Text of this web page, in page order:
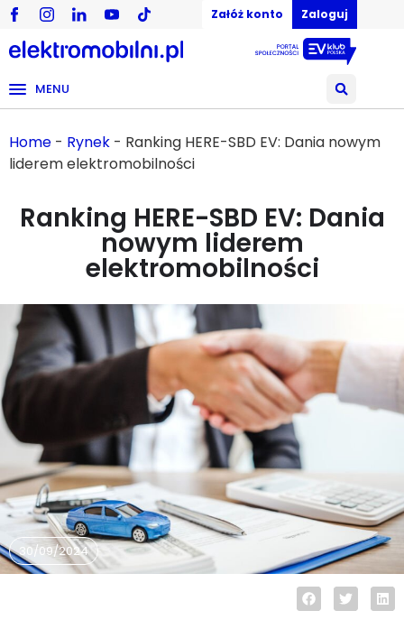
Załóż konto Zaloguj
MENU
Home - Rynek - Ranking HERE-SBD EV: Dania nowym
liderem elektromobilności
Ranking HERE-SBD EV: Dania
nowym liderem
elektromobilności
30/09/2024